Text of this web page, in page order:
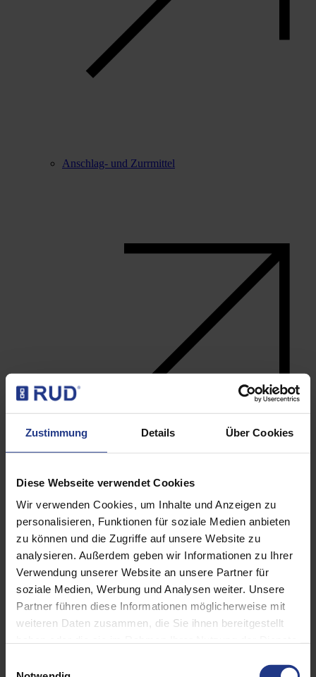
Zustimmung Details Über Cookies
Diese Webseite verwendet Cookies
Wir verwenden Cookies, um Inhalte und Anzeigen zu
personalisieren, Funktionen für soziale Medien anbieten
zu können und die Zugriffe auf unsere Website zu
analysieren. Außerdem geben wir Informationen zu Ihrer
Verwendung unserer Website an unsere Partner für
soziale Medien, Werbung und Analysen weiter. Unsere
Partner führen diese Informationen möglicherweise mit
weiteren Daten zusammen, die Sie ihnen bereitgestellt
unserer Datenschutzerklärung.
Anschlag- und Zurrmittel
Anschlagpunkte